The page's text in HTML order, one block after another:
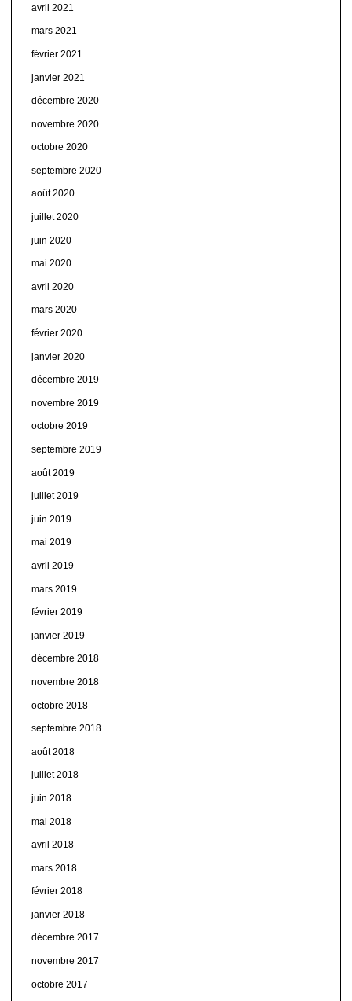
avril 2021
mars 2021
février 2021
janvier 2021
décembre 2020
novembre 2020
octobre 2020
septembre 2020
août 2020
juillet 2020
juin 2020
mai 2020
avril 2020
mars 2020
février 2020
janvier 2020
décembre 2019
novembre 2019
octobre 2019
septembre 2019
août 2019
juillet 2019
juin 2019
mai 2019
avril 2019
mars 2019
février 2019
janvier 2019
décembre 2018
novembre 2018
octobre 2018
septembre 2018
août 2018
juillet 2018
juin 2018
mai 2018
avril 2018
mars 2018
février 2018
janvier 2018
décembre 2017
novembre 2017
octobre 2017